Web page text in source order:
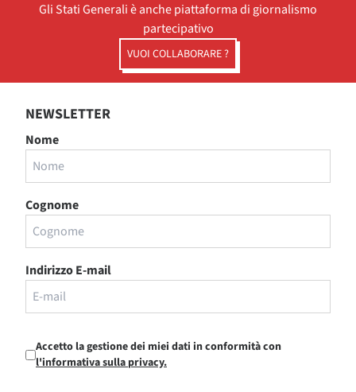
Gli Stati Generali è anche piattaforma di giornalismo
partecipativo
VUOI COLLABORARE ?
NEWSLETTER
Nome
Cognome
Indirizzo E-mail
Accetto la gestione dei miei dati in conformità con
l'informativa sulla privacy.